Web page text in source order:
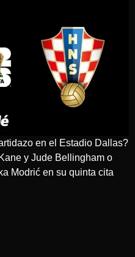
en el Estadio Dallas?
y Jude Bellingham o
Modrić en su quinta cita